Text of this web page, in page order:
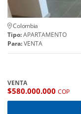
Colombia
Tipo:APARTAMENTO
Para:VENTA
VENTA
$580.000.000 COP